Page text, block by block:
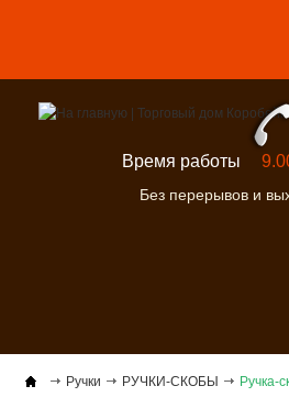
Время работы
Без перерывов и
Ручки РУЧКИ-СКОБЫ Ручка-